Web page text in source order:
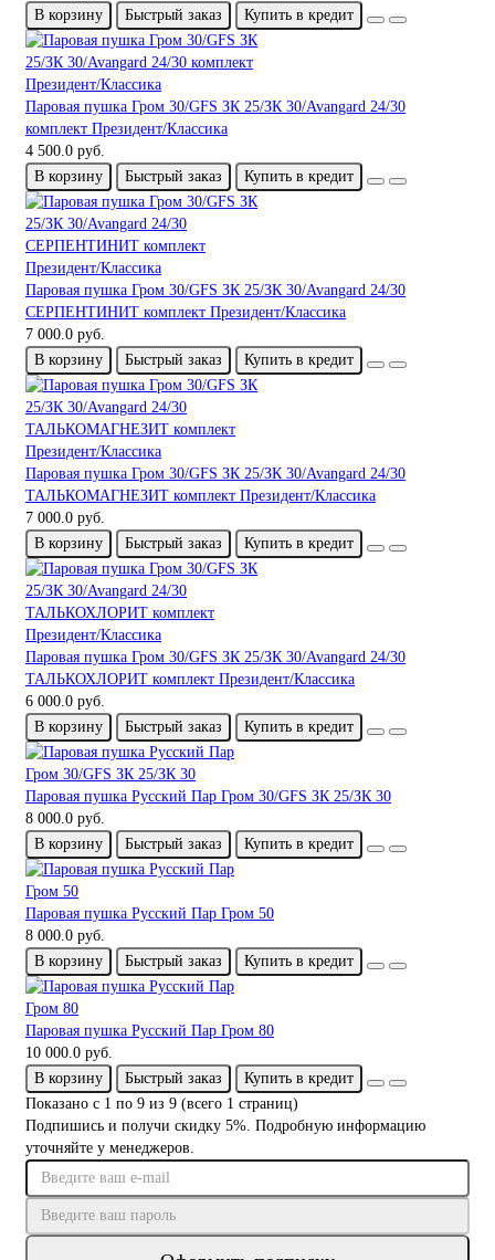
В корзину
Быстрый заказ Купить в кредит
Паровая пушка Гром 30/GFS ЗК 25/ЗК 30/Avangard 24/30
комплект Президент/Классика
4 500.0 руб.
В корзину
Быстрый заказ Купить в кредит
Паровая пушка Гром 30/GFS ЗК 25/ЗК 30/Avangard 24/30
СЕРПЕНТИНИТ комплект Президент/Классика
7 000.0 руб.
В корзину
Быстрый заказ Купить в кредит
Паровая пушка Гром 30/GFS ЗК 25/ЗК 30/Avangard 24/30
ТАЛЬКОМАГНЕЗИТ комплект Президент/Классика
7 000.0 руб.
В корзину
Быстрый заказ Купить в кредит
Паровая пушка Гром 30/GFS ЗК 25/ЗК 30/Avangard 24/30
ТАЛЬКОХЛОРИТ комплект Президент/Классика
6 000.0 руб.
В корзину
Быстрый заказ Купить в кредит
Паровая пушка Русский Пар Гром 30/GFS ЗК 25/ЗК 30
8 000.0 руб.
В корзину
Быстрый заказ Купить в кредит
Паровая пушка Русский Пар Гром 50
8 000.0 руб.
В корзину
Быстрый заказ Купить в кредит
Паровая пушка Русский Пар Гром 80
10 000.0 руб.
В корзину
Быстрый заказ
Купить в кредит
Показано с 1 по 9 из 9 (всего 1 страниц)
Подпишись и получи скидку 5%. Подробную информацию
уточняйте у менеджеров.